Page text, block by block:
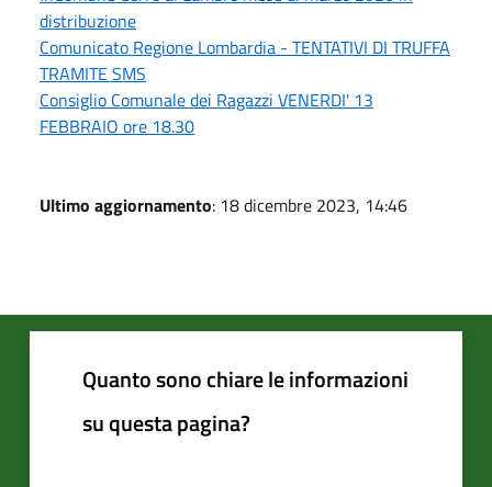
distribuzione
Comunicato Regione Lombardia - TENTATIVI DI TRUFFA
TRAMITE SMS
Consiglio Comunale dei Ragazzi VENERDI' 13
FEBBRAIO ore 18.30
Ultimo aggiornamento: 18 dicembre 2023, 14:46
Quanto sono chiare le informazioni
su questa pagina?